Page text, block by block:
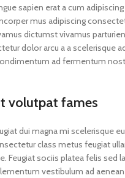
sapien erat a cum
mus adipiscing
dictumst vivamus
dolor arcu a a scelerisque
ad fermentum
volutpat fames
dui magna mi scelerisque
class metus feugiat
Feugiat sociis platea felis sed
vestibulum ad